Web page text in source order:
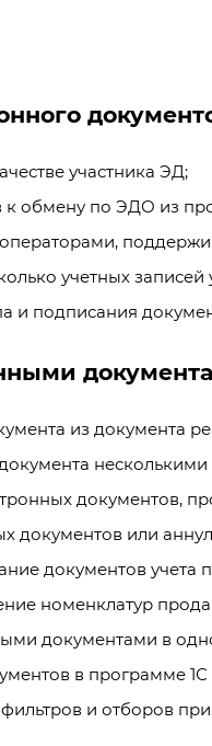
участника ЭД;
к обмену по ЭДО из
операторами,
учетных
и подписания
из документа
документов,
документов или
документов
номенклатур
документами в
в программе
и отборов